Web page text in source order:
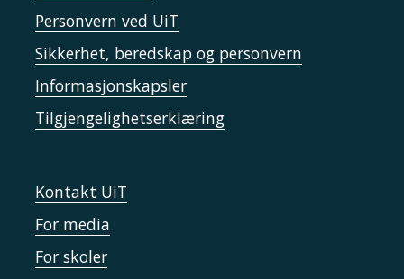
Personvern ved UiT
Sikkerhet, beredskap og personvern
Informasjonskapsler
Tilgjengelighetserklæring
Kontakt UiT
For media
For skoler